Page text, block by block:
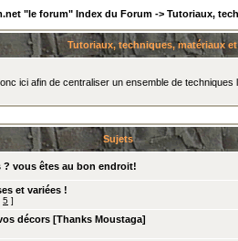
"le forum" Index du Forum -> Tutoriaux,
Tutoriaux, techniques, matériaux
ici afin de centraliser un ensemble de
Sujets
? vous êtes au bon endroit!
et variées !
5 ]
décors [Thanks Moustaga]